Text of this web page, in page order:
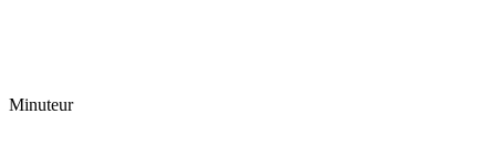
Minuteur